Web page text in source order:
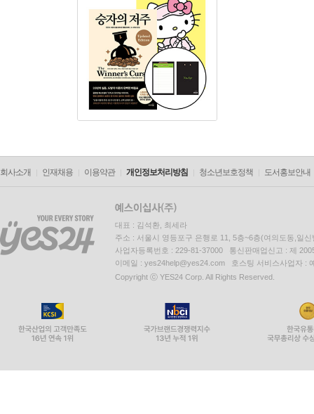
회사소개 인재채용 이용약관 개인정보처리방침 청소년보호정책 도서홍보안내
대표 : 김석환, 최세라
주소 : 서울시 영등포구 은행로 11, 5층~6층(여의도동,일신
사업자등록번호 : 229-81-37000 통신판매업신고 : 제
이메일 : yes24help@yes24.com 호스팅 서비스사업자 :
Copyright ⓒ YES24 Corp. All Rights Reserved.